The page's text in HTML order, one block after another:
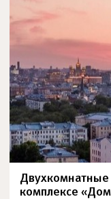
комплексе